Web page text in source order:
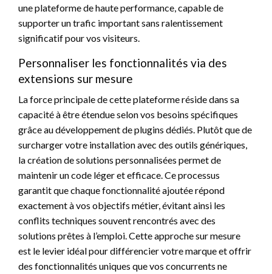
une plateforme de haute performance, capable de
supporter un trafic important sans ralentissement
significatif pour vos visiteurs.
Personnaliser les fonctionnalités via des
extensions sur mesure
La force principale de cette plateforme réside dans sa
capacité à être étendue selon vos besoins spécifiques
grâce au développement de plugins dédiés. Plutôt que de
surcharger votre installation avec des outils génériques,
la création de solutions personnalisées permet de
maintenir un code léger et efficace. Ce processus
garantit que chaque fonctionnalité ajoutée répond
exactement à vos objectifs métier, évitant ainsi les
conflits techniques souvent rencontrés avec des
solutions prêtes à l’emploi. Cette approche sur mesure
est le levier idéal pour différencier votre marque et offrir
des fonctionnalités uniques que vos concurrents ne